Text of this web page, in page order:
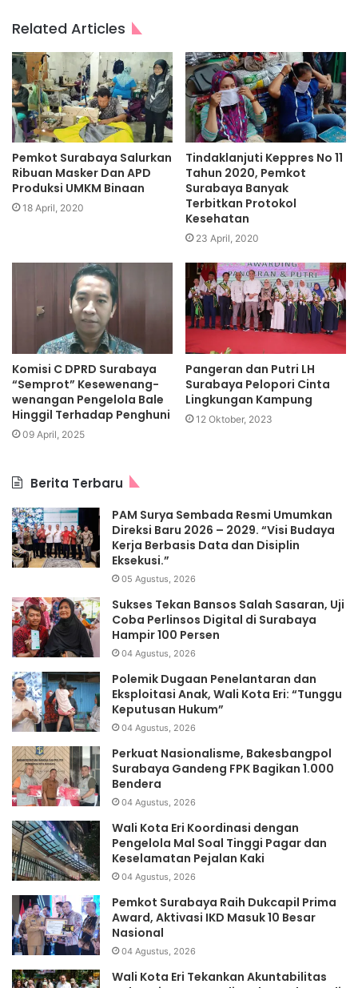
Related Articles
Pemkot Surabaya Salurkan
Ribuan Masker Dan APD
Produksi UMKM Binaan
18 April, 2020
Tindaklanjuti Keppres No 11
Tahun 2020, Pemkot
Surabaya Banyak
Terbitkan Protokol
Kesehatan
23 April, 2020
Komisi C DPRD Surabaya
“Semprot” Kesewenang-
wenangan Pengelola Bale
Hinggil Terhadap Penghuni
09 April, 2025
Pangeran dan Putri LH
Surabaya Pelopori Cinta
Lingkungan Kampung
12 Oktober, 2023
Berita Terbaru
PAM Surya Sembada Resmi Umumkan
Direksi Baru 2026 – 2029. “Visi Budaya
Kerja Berbasis Data dan Disiplin
Eksekusi.”
05 Agustus, 2026
Sukses Tekan Bansos Salah Sasaran, Uji
Coba Perlinsos Digital di Surabaya
Hampir 100 Persen
04 Agustus, 2026
Polemik Dugaan Penelantaran dan
Eksploitasi Anak, Wali Kota Eri: “Tunggu
Keputusan Hukum”
04 Agustus, 2026
Perkuat Nasionalisme, Bakesbangpol
Surabaya Gandeng FPK Bagikan 1.000
Bendera
04 Agustus, 2026
Wali Kota Eri Koordinasi dengan
Pengelola Mal Soal Tinggi Pagar dan
Keselamatan Pejalan Kaki
04 Agustus, 2026
Pemkot Surabaya Raih Dukcapil Prima
Award, Aktivasi IKD Masuk 10 Besar
Nasional
04 Agustus, 2026
Wali Kota Eri Tekankan Akuntabilitas